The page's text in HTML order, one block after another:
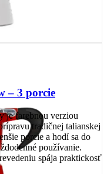
– 3 porcie
je farebnou verziou
tradičnej talianskej
porcie a hodí sa do
používanie.
spája praktickosť